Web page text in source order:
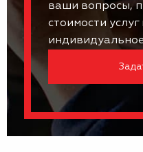
ваши вопросы,
стоимости